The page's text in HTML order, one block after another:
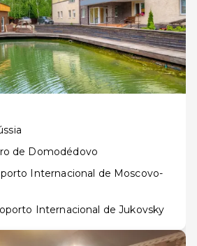
de Domodédovo
Internacional de Moscovo-
Internacional de Jukovsky